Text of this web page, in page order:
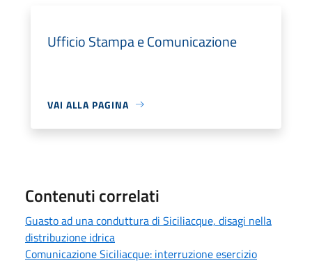
Ufficio Stampa e Comunicazione
VAI ALLA PAGINA
Contenuti correlati
Guasto ad una conduttura di Siciliacque, disagi nella
distribuzione idrica
Comunicazione Siciliacque: interruzione esercizio